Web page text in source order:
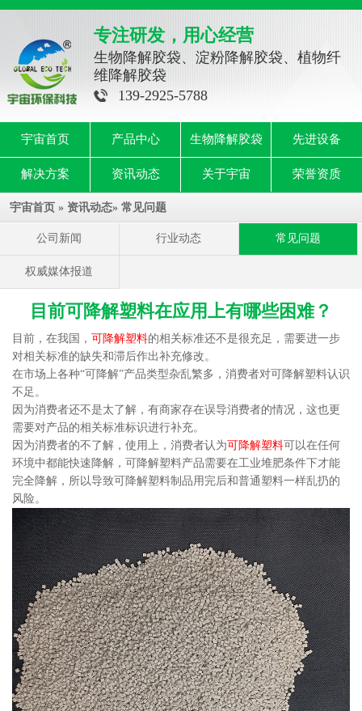
专注研发，用心经营
生物降解胶袋、淀粉降解胶袋、植物纤
维降解胶袋
139-2925-5788
宇宙首页 产品中心 生物降解胶袋 先进设备
解决方案 资讯动态 关于宇宙 荣誉资质
宇宙首页 » 资讯动态» 常见问题
公司新闻 行业动态 常见问题
权威媒体报道
目前可降解塑料在应用上有哪些困难？
目前，在我国， 可降解塑料的相关标准还不是很充足，需要进一步
对相关标准的缺失和滞后作出补充修改。
在市场上各种“可降解”产品类型杂乱繁多，消费者对可降解塑料认识
不足。
因为消费者还不是太了解，有商家存在误导消费者的情况，这也更
需要对产品的相关标准标识进行补充。
因为消费者的不了解，使用上，消费者认为可降解塑料可以在任何
环境中都能快速降解，可降解塑料产品需要在工业堆肥条件下才能
完全降解，所以导致可降解塑料制品用完后和普通塑料一样乱扔的
风险。